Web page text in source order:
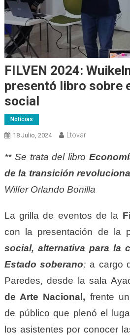
FILVEN 2024:
presentó libro sobre
social
Noticias
18 Julio, 2024 Ltovar
** Se trata del libro
de la transición
Wilfer Orlando Bonilla
La grilla de eventos de la
con la presentación de la
social, alternativa para la
Estado soberano; a cargo
Paredes, desde la sala
de Arte Nacional, frente
de público que plenó el
los asistentes por conocer